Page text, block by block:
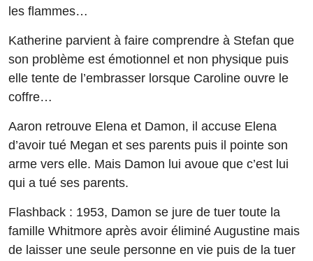
les flammes…
Katherine parvient à faire comprendre à Stefan que
son problème est émotionnel et non physique puis
elle tente de l’embrasser lorsque Caroline ouvre le
coffre…
Aaron retrouve Elena et Damon, il accuse Elena
d’avoir tué Megan et ses parents puis il pointe son
arme vers elle. Mais Damon lui avoue que c’est lui
qui a tué ses parents.
Flashback : 1953, Damon se jure de tuer toute la
famille Whitmore après avoir éliminé Augustine mais
de laisser une seule personne en vie puis de la tuer